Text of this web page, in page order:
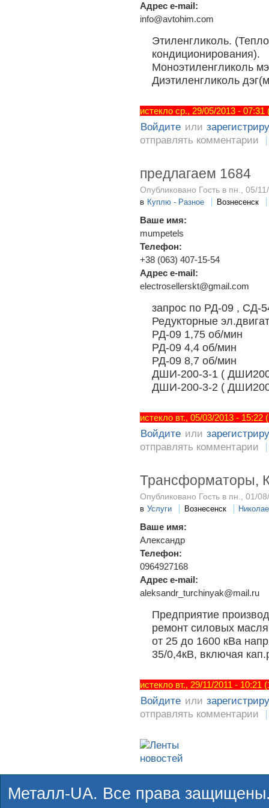
Адрес e-mail:
info@avtohim.com
Этиленгликоль.
кондиционирования).
Моноэтиленгликоль
Диэтиленгликоль
истекло ср., 29/05/2013 -
Войдите или
отправлять комментарии
предлагаем 1684
Опубликовано Гость в пн., 05/
в Куплю - Разное Вознесенск
Ваше имя:
mumpetels
Телефон:
+38 (063) 407-15-54
Адрес e-mail:
electrosellerskt@gmail.com
запрос по РД-09 , СД-
Редукторные
РД-09 1,75 об/мин
РД-09 4,4 об/мин
РД-09 8,7 об/мин
ДШИ-200-3-1 (
ДШИ-200-3-2 (
истекло вт., 05/03/2013 -
Войдите или
отправлять комментарии
Трансформаторы,
Опубликовано Гость в пн., 01/
в Услуги Вознесенск
Ваше имя:
Александр
Телефон:
0964927168
Адрес e-mail:
aleksandr_turchinyak@mail.ru
Предприятие
ремонт силовых
от 25 до 1600 кВа
35/0,4кВ, включая
истекло вт., 29/11/2011 - 10:21
Войдите или
отправлять комментарии
Металл-UA. Все права